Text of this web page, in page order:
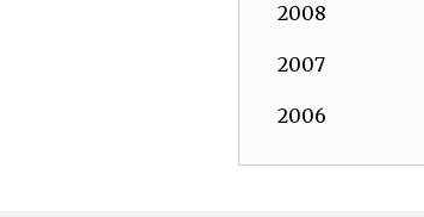
2008
2007
2006